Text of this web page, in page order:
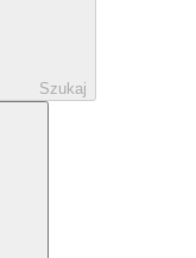
Szukaj